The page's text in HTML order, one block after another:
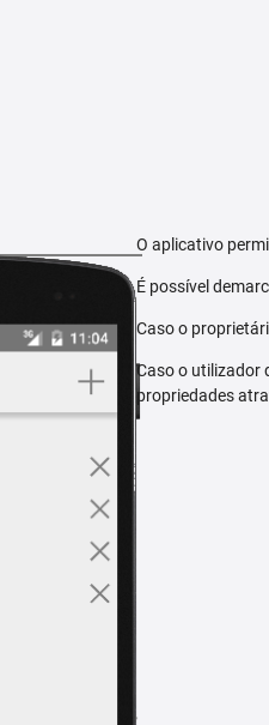
O aplicativo
É possível
Caso o
Caso o utilizador
propriedades